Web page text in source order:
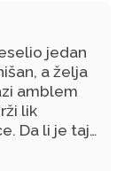
jedan
a želja
amblem
lik
Da li je taj